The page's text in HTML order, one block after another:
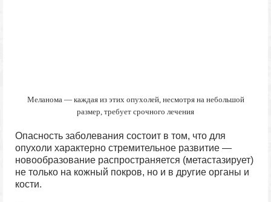
Меланома — каждая из этих опухолей, несмотря на небольшой
размер, требует срочного лечения
Опасность заболевания состоит в том, что для
опухоли характерно стремительное развитие —
новообразование распространяется (метастазирует)
не только на кожный покров, но и в другие органы и
кости.